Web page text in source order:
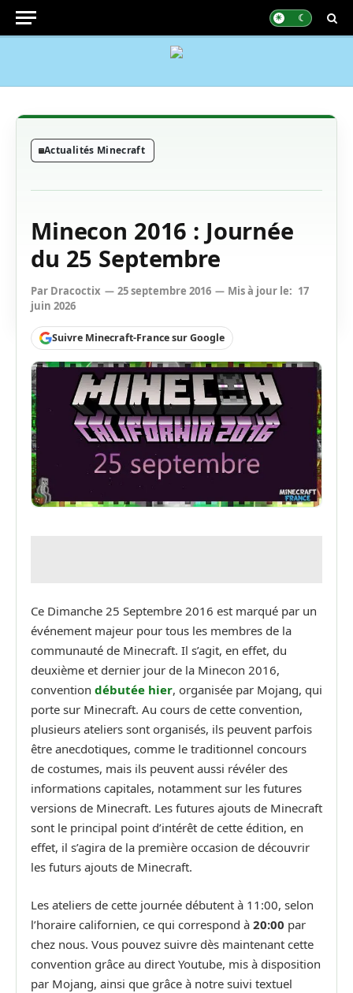
Actualités Minecraft
Minecon 2016 : Journée
du 25 Septembre
Par Dracoctix 25 septembre 2016 Mis à jour le: 17
juin 2026
Suivre Minecraft-France sur Google
Ce Dimanche 25 Septembre 2016 est marqué par un
événement majeur pour tous les membres de la
communauté de Minecraft. Il s’agit, en effet, du
deuxième et dernier jour de la Minecon 2016,
convention débutée hier, organisée par Mojang, qui
porte sur Minecraft. Au cours de cette convention,
plusieurs ateliers sont organisés, ils peuvent parfois
être anecdotiques, comme le traditionnel concours
de costumes, mais ils peuvent aussi révéler des
informations capitales, notamment sur les futures
versions de Minecraft. Les futures ajouts de Minecraft
sont le principal point d’intérêt de cette édition, en
effet, il s’agira de la première occasion de découvrir
les futurs ajouts de Minecraft.
Les ateliers de cette journée débutent à 11:00, selon
l’horaire californien, ce qui correspond à 20:00 par
chez nous. Vous pouvez suivre dès maintenant cette
convention grâce au direct Youtube, mis à disposition
par Mojang, ainsi que grâce à notre suivi textuel